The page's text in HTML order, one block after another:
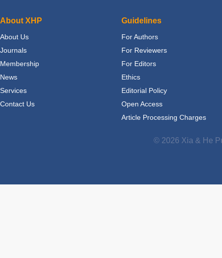
About XHP
About Us
Journals
Membership
News
Services
Contact Us
Guidelines
For Authors
For Reviewers
For Editors
Ethics
Editorial Policy
Open Access
Article Processing Charges
© 2026 Xia & He